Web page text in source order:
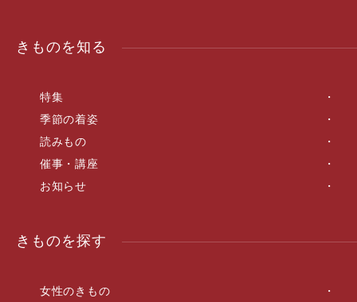
きものを知る
特集
季節の着姿
読みもの
催事・講座
お知らせ
きものを探す
女性のきもの